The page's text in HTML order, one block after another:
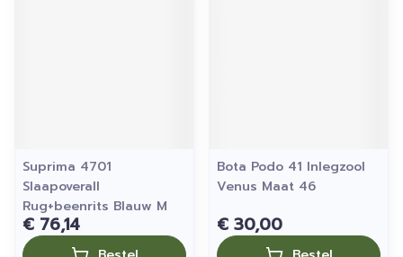
Suprima 4701
Slaapoverall
Rug+beenrits Blauw M
€ 76,14
Bota Podo 41 Inlegzool
Venus Maat 46
€ 30,00